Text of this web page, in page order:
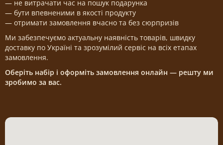
— не витрачати час на пошук подарунка
— бути впевненими в якості продукту
— отримати замовлення вчасно та без сюрпризів
Ми забезпечуємо актуальну наявність товарів, швидку
доставку по Україні та зрозумілий сервіс на всіх етапах
замовлення.
Оберіть набір і оформіть замовлення онлайн — решту ми
зробимо за вас.